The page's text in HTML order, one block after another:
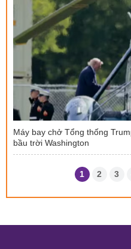
Máy bay chở Tổng thống
bầu trời Washington
1 2 3